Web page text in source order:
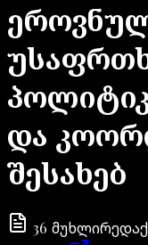
და
შესახებ
36 მუხლი